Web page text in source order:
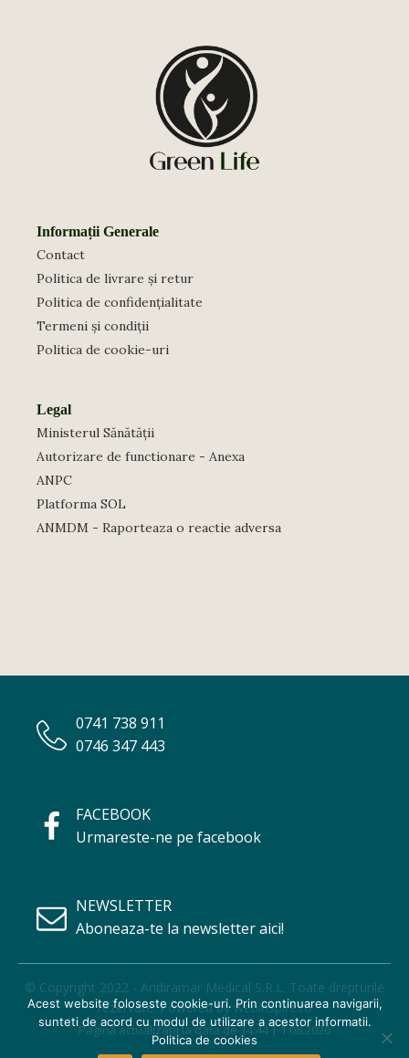
Informații Generale
Contact
Politica de livrare și retur
Politica de confidențialitate
Termeni și condiții
Politica de cookie-uri
Legal
Ministerul Sănătății
Autorizare de functionare - Anexa
ANPC
Platforma SOL
ANMDM - Raporteaza o reactie adversa
0741 738 911
0746 347 443
FACEBOOK
Urmareste-ne pe facebook
NEWSLETTER
Aboneaza-te la newsletter aici!
© Copyright 2022 - Andiramar Medical S.R.L. Toate drepturile
rezervate. Powered by webinspire.ro
Pagină actualizată la data de 14:44 | 1.08.2026
Acest website foloseste cookie-uri. Prin continuarea navigarii,
sunteti de acord cu modul de utilizare a acestor informatii.
Politica de cookies